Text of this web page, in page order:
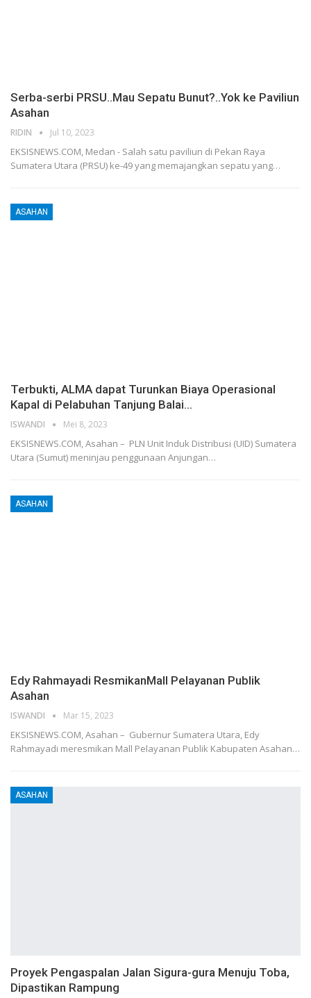
Serba-serbi PRSU..Mau Sepatu Bunut?..Yok ke Paviliun
Asahan
RIDIN Jul 10, 2023
EKSISNEWS.COM, Medan - Salah satu paviliun di Pekan Raya
Sumatera Utara (PRSU) ke-49 yang memajangkan sepatu yang…
ASAHAN
Terbukti, ALMA dapat Turunkan Biaya Operasional
Kapal di Pelabuhan Tanjung Balai…
ISWANDI Mei 8, 2023
EKSISNEWS.COM, Asahan – PLN Unit Induk Distribusi (UID) Sumatera
Utara (Sumut) meninjau penggunaan Anjungan…
ASAHAN
Edy Rahmayadi ResmikanMall Pelayanan Publik
Asahan
ISWANDI Mar 15, 2023
EKSISNEWS.COM, Asahan – Gubernur Sumatera Utara, Edy
Rahmayadi meresmikan Mall Pelayanan Publik Kabupaten Asahan…
ASAHAN
Proyek Pengaspalan Jalan Sigura-gura Menuju Toba,
Dipastikan Rampung